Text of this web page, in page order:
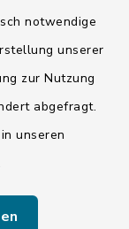
notwendige
unserer
zur Nutzung
abgefragt.
unseren